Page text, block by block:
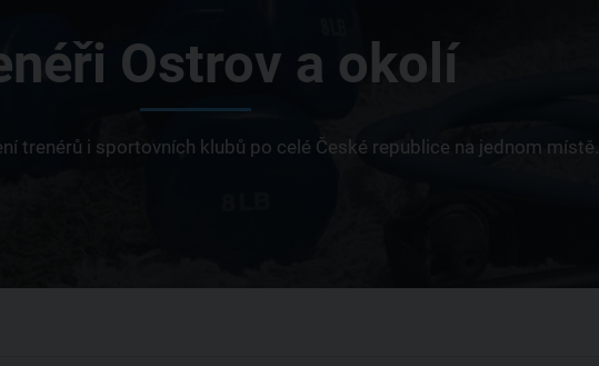
Ostrov a okolí
trenérů i sportovních klubů po celé České republice na jednom místě.